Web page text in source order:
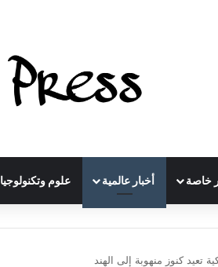
خاصة أخبار عالمية علوم وتكنولوجيا
تعيد كنوز منهوبة إلى الهند